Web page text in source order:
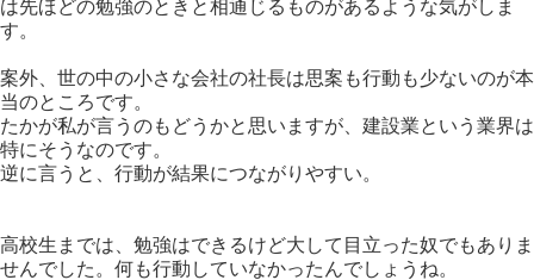
は先ほどの勉強のときと相通じるものがあるような気がしま
す。
案外、世の中の小さな会社の社長は思案も行動も少ないのが本
当のところです。
たかが私が言うのもどうかと思いますが、建設業という業界は
特にそうなのです。
逆に言うと、行動が結果につながりやすい。
高校生までは、勉強はできるけど大して目立った奴でもありま
せんでした。何も行動していなかったんでしょうね。